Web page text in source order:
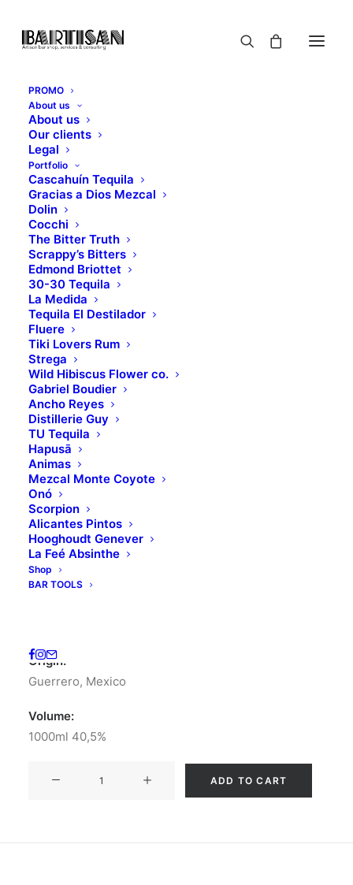
PROMO
About us
About us
Our clients
Legal
Portfolio
Cascahuín Tequila
Gracias a Dios Mezcal
Dolin
Cocchi
The Bitter Truth
Scrappy’s Bitters
Edmond Briottet
30-30 Tequila
La Medida
Tequila El Destilador
Fluere
Tiki Lovers Rum
Strega
Wild Hibiscus Flower co.
Gabriel Boudier
Ancho Reyes
Distillerie Guy
TU Tequila
Hapusā
Animas
Mezcal Monte Coyote
Onó
Scorpion
Alicantes Pintos
Hooghoudt Genever
La Feé Absinthe
Shop
BAR TOOLS
Home Uncategorized
TECUAN
ESPADIN+CUPREATA
Origin:
Guerrero, Mexico
Volume:
1000ml 40,5%
ADD TO CART